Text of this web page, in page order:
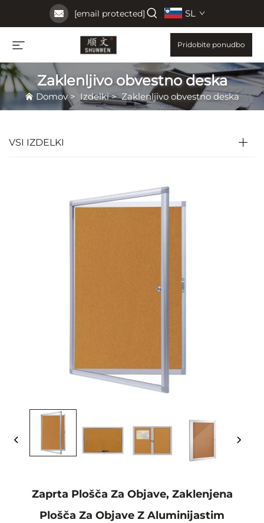
[email protected] SL
Pridobite ponudbo
Zaklenljivo obvestno deska
Domov> Izdelki>Zaklenljivo obvestno deska
VSI IZDELKI
Zaprta Plošča Za Objave, Zaklenjena
Plošča Za Objave Z Aluminijastim